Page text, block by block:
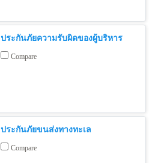
ประกันภัยความรับผิดของผู้บริหาร
Compare
ประกันภัยขนส่งทางทะเล
Compare